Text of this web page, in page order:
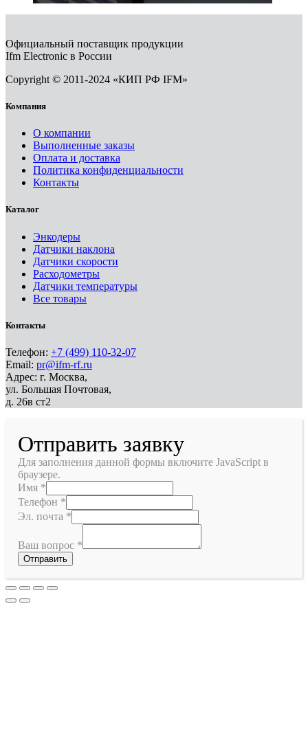
Официальный поставщик продукции
Ifm Electronic в России
Copyright © 2011-2024 «КИП РФ IFM»
Компания
О компании
Выполненные заказы
Оплата и доставка
Политика конфиденциальности
Контакты
Каталог
Энкодеры
Датчики наклона
Датчики скорости
Расходометры
Датчики температуры
Все товары
Контакты
Телефон: +7 (499) 110-32-07
Email: pr@ifm-rf.ru
Адрес: г. Москва,
ул. Большая Почтовая,
д. 26в ст2
Отправить заявку
Для заполнения данной формы включите JavaScript в
браузере.
Имя *
Телефон *
Эл. почта *
Ваш вопрос *
Отправить